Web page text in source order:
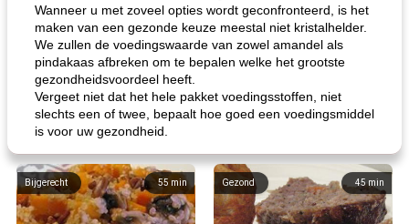
Wanneer u met zoveel opties wordt geconfronteerd, is het
maken van een gezonde keuze meestal niet kristalhelder.
We zullen de voedingswaarde van zowel amandel als
pindakaas afbreken om te bepalen welke het grootste
gezondheidsvoordeel heeft.
Vergeet niet dat het hele pakket voedingsstoffen, niet
slechts een of twee, bepaalt hoe goed een voedingsmiddel
is voor uw gezondheid.
55 min
Bijgerecht 45min
Gezond